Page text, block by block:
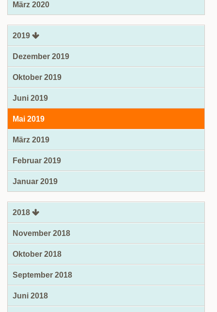
März 2020
2019
Dezember 2019
Oktober 2019
Juni 2019
Mai 2019
März 2019
Februar 2019
Januar 2019
2018
November 2018
Oktober 2018
September 2018
Juni 2018